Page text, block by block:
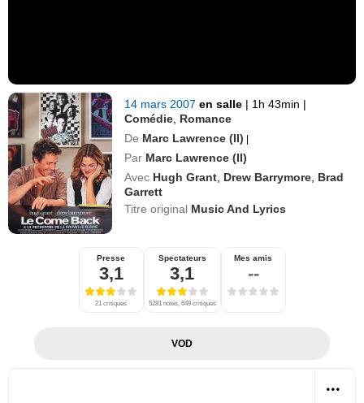
14 mars 2007en salle | 1h 43min |
Comédie Romance
De Marc Lawrence (II) |
Par Marc Lawrence (II)
Avec Hugh Grant Drew Barrymore Brad
Garrett
Titre original Music And Lyrics
Presse
3,1
21 critiques
Spectateurs
3,1
5281 notes, 649 critiques
Mes amis
--
VOD